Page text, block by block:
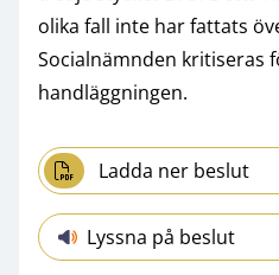
olika fall inte har fattats
Socialnämnden kritiseras
handläggningen.
Ladda ner beslut
Lyssna på beslut